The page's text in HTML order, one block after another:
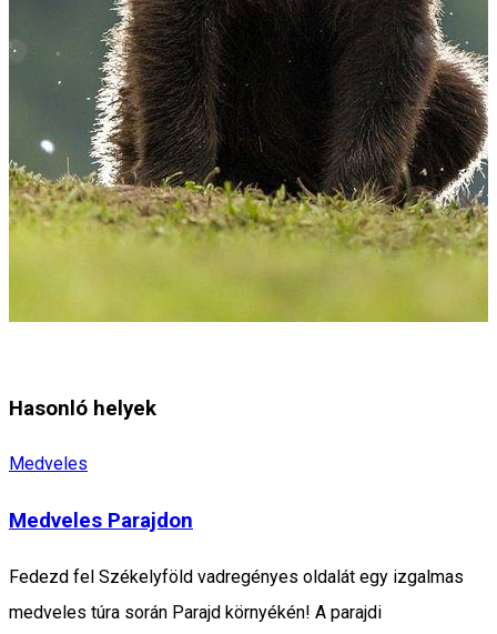
Hasonló helyek
Medveles
Medveles Parajdon
Fedezd fel Székelyföld vadregényes oldalát egy izgalmas
medveles túra során Parajd környékén! A parajdi